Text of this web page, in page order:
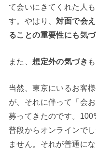
て会いにきてくれた人
す。やはり、対面で会
ることの重要性にも気づ
また、想定外の気づき
当然、東京にいるお客
が、それに伴って「会
募ってきたのです。
普段からオンラインで
ません。それが普通に